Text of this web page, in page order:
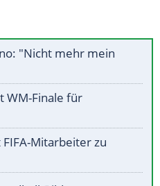
"Nicht mehr mein
WM-Finale für
Mitarbeiter zu